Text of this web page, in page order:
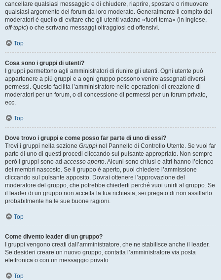
cancellare qualsiasi messaggio e di chiudere, riaprire, spostare o rimuovere
qualsiasi argomento del forum da loro moderato. Generalmente il compito dei
moderatori è quello di evitare che gli utenti vadano «fuori tema» (in inglese,
off-topic) o che scrivano messaggi oltraggiosi ed offensivi.
Top
Cosa sono i gruppi di utenti?
I gruppi permettono agli amministratori di riunire gli utenti. Ogni utente può
appartenere a più gruppi e a ogni gruppo possono venire assegnati diversi
permessi. Questo facilita l’amministratore nelle operazioni di creazione di
moderatori per un forum, o di concessione di permessi per un forum privato,
ecc.
Top
Dove trovo i gruppi e come posso far parte di uno di essi?
Trovi i gruppi nella sezione Gruppi nel Pannello di Controllo Utente. Se vuoi far
parte di uno di questi procedi cliccando sul pulsante appropriato. Non sempre
però i gruppi sono ad accesso aperto. Alcuni sono chiusi e altri hanno l’elenco
dei membri nascosto. Se il gruppo è aperto, puoi chiedere l’ammissione
cliccando sul pulsante apposito. Dovrai ottenere l’approvazione del
moderatore del gruppo, che potrebbe chiederti perché vuoi unirti al gruppo. Se
il leader di un gruppo non accetta la tua richiesta, sei pregato di non assillarlo:
probabilmente ha le sue buone ragioni.
Top
Come divento leader di un gruppo?
I gruppi vengono creati dall’amministratore, che ne stabilisce anche il leader.
Se desideri creare un nuovo gruppo, contatta l’amministratore via posta
elettronica o con un messaggio privato.
Top